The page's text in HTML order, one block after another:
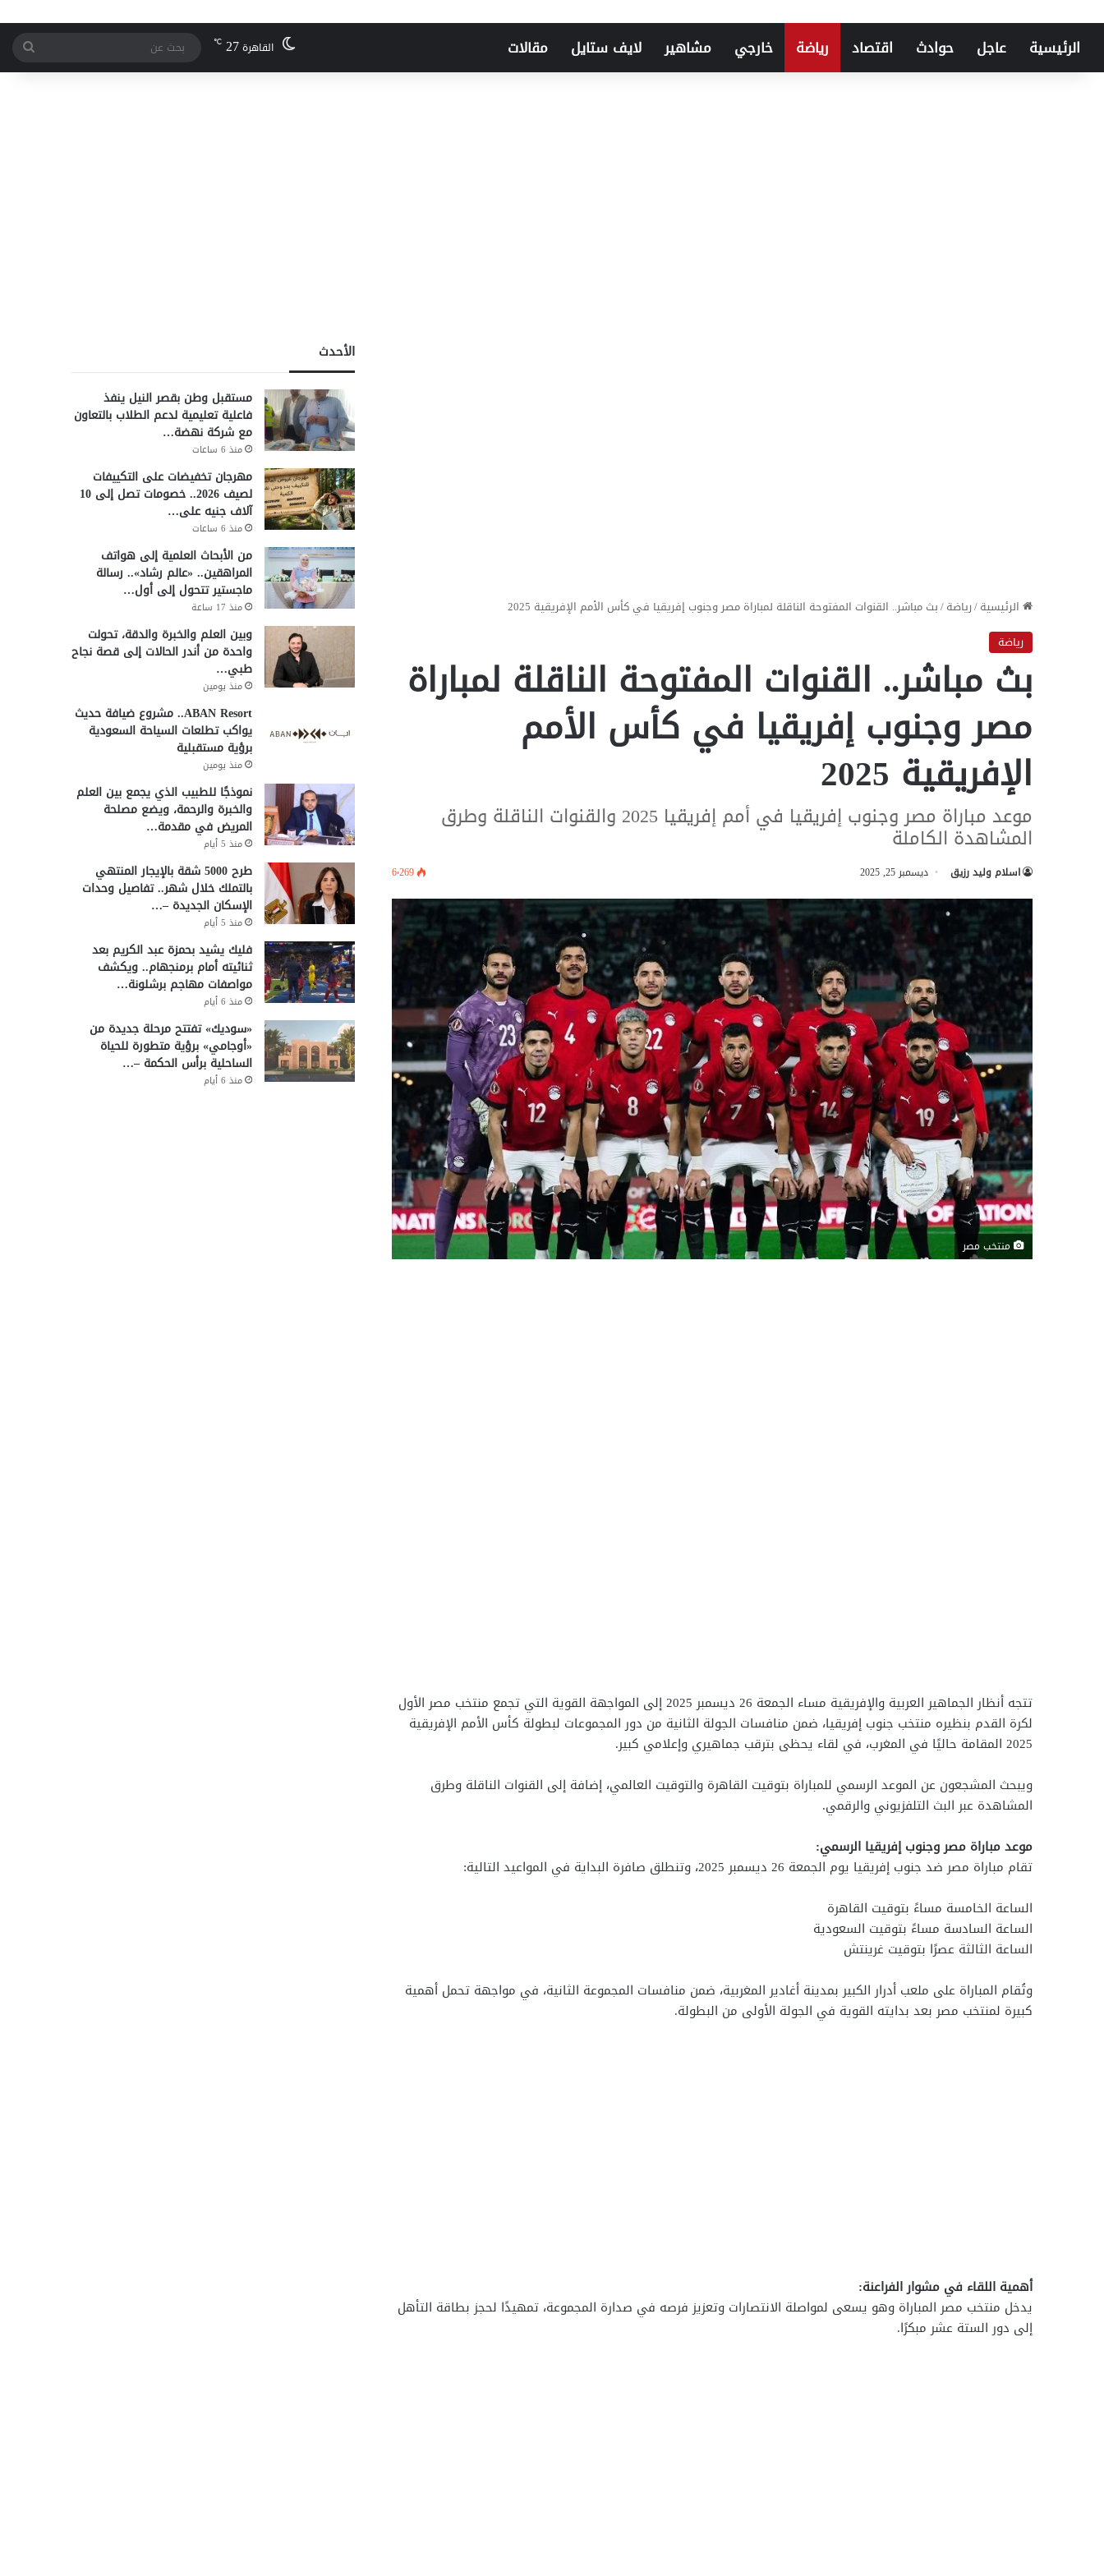
الرئيسية عاجل حوادث اقتصاد رياضة خارجي مشاهير لايف ستايل مقالات القاهرة27
℃
عن
الرئيسية/رياضة/بث مباشر.. القنوات المفتوحة الناقلة لمباراة مصر وجنوب إفريقيا في كأس الأمم الإفريقية 2025
رياضة
بث مباشر.. القنوات المفتوحة الناقلة لمباراة
مصر وجنوب إفريقيا في كأس الأمم
الإفريقية 2025
موعد مباراة مصر وجنوب إفريقيا في أمم إفريقيا 2025 والقنوات الناقلة وطرق
المشاهدة الكاملة
اسلام وليد رزيق ديسمبر 25, 2025 6٬269
منتخب مصر
تتجه أنظار الجماهير العربية والإفريقية مساء الجمعة 26 ديسمبر 2025 إلى المواجهة القوية التي تجمع منتخب مصر الأول
لكرة القدم بنظيره منتخب جنوب إفريقيا، ضمن منافسات الجولة الثانية من دور المجموعات لبطولة كأس الأمم الإفريقية
2025 المقامة حاليًا في المغرب، في لقاء يحظى بترقب جماهيري وإعلامي كبير.
ويبحث المشجعون عن الموعد الرسمي للمباراة بتوقيت القاهرة والتوقيت العالمي، إضافة إلى القنوات الناقلة وطرق
المشاهدة عبر البث التلفزيوني والرقمي.
موعد مباراة مصر وجنوب إفريقيا الرسمي:
تقام مباراة مصر ضد جنوب إفريقيا يوم الجمعة 26 ديسمبر 2025، وتنطلق صافرة البداية في المواعيد التالية:
الساعة الخامسة مساءً بتوقيت القاهرة
الساعة السادسة مساءً بتوقيت السعودية
الساعة الثالثة عصرًا بتوقيت غرينتش
وتُقام المباراة على ملعب أدرار الكبير بمدينة أغادير المغربية، ضمن منافسات المجموعة الثانية، في مواجهة تحمل أهمية
كبيرة لمنتخب مصر بعد بدايته القوية في الجولة الأولى من البطولة.
أهمية اللقاء في مشوار الفراعنة:
يدخل منتخب مصر المباراة وهو يسعى لمواصلة الانتصارات وتعزيز فرصه في صدارة المجموعة، تمهيدًا لحجز بطاقة التأهل
إلى دور الستة عشر مبكرًا.
الأحدث
مستقبل وطن بقصر النيل ينفذ
فاعلية تعليمية لدعم الطلاب بالتعاون
مع شركة نهضة…
منذ 6 ساعات
مهرجان تخفيضات على التكييفات
لصيف 2026.. خصومات تصل إلى 10
آلاف جنيه على…
منذ 6 ساعات
من الأبحاث العلمية إلى هواتف
المراهقين.. «عالم رشاد».. رسالة
ماجستير تتحول إلى أول…
منذ 17 ساعة
وبين العلم والخبرة والدقة، تحولت
واحدة من أندر الحالات إلى قصة نجاح
طبي…
منذ يومين
ABAN Resort.. مشروع ضيافة حديث
يواكب تطلعات السياحة السعودية
برؤية مستقبلية
منذ يومين
نموذجًا للطبيب الذي يجمع بين العلم
والخبرة والرحمة، ويضع مصلحة
المريض في مقدمة…
منذ 5 أيام
طرح 5000 شقة بالإيجار المنتهي
بالتملك خلال شهر.. تفاصيل وحدات
الإسكان الجديدة –…
منذ 5 أيام
فليك يشيد بحمزة عبد الكريم بعد
ثنائيته أمام برمنجهام.. ويكشف
مواصفات مهاجم برشلونة…
منذ 6 أيام
«سوديك» تفتتح مرحلة جديدة من
«أوجامي» برؤية متطورة للحياة
الساحلية برأس الحكمة –…
منذ 6 أيام